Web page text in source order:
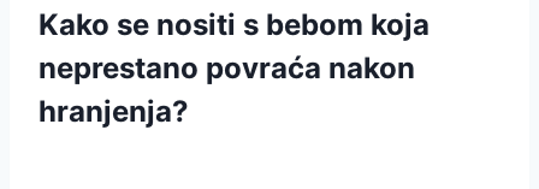
Kako se nositi s bebom koja
neprestano povraća nakon
hranjenja?